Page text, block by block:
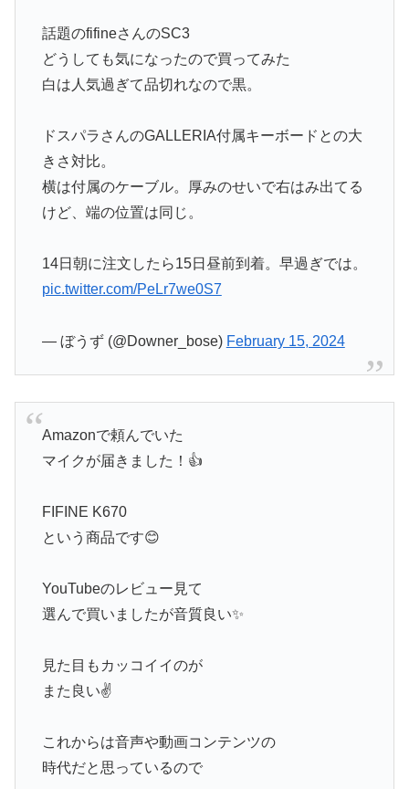
話題のfifineさんのSC3
どうしても気になったので買ってみた
白は人気過ぎて品切れなので黒。
ドスパラさんのGALLERIA付属キーボードとの大
きさ対比。
横は付属のケーブル。厚みのせいで右はみ出てる
けど、端の位置は同じ。
14日朝に注文したら15日昼前到着。早過ぎでは。
pic.twitter.com/PeLr7we0S7
— ぼうず (@Downer_bose) February 15, 2024
Amazonで頼んでいた
マイクが届きました！👍
FIFINE K670
という商品です😊
YouTubeのレビュー見て
選んで買いましたが音質良い✨
見た目もカッコイイのが
また良い✌️
これからは音声や動画コンテンツの
時代だと思っているので